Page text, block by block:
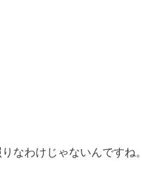
なわけじゃないんですね。